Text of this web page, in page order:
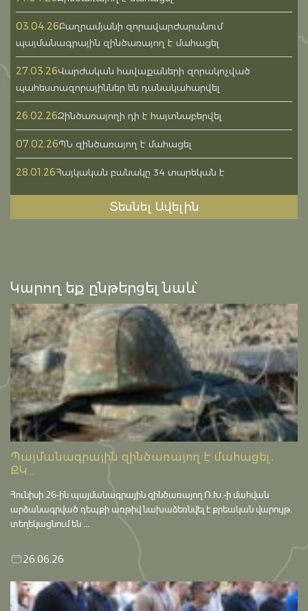
03.04.26Բաղրամյանի զորավարժարանում
պայմանագրային զինծառայող է մահացել
27.03.26Վարժական հավաքաների զորակոչված
պահեստազորայիններ են դանակահարվել
26.02.26Զինծառայողի դի է հայտնաբերվել
07.02.26ՊՆ զինծառայող է մահացել
28.01.26Հայկական բանակը 34 տարեկան է
Տեսնել Ավելին
Կարող եք ընթերցել նաև՝
Պայմանագրային զինծառայող է մահացել․
ՔԿ...
Հունիսի 26-ին պայմանագրային զինծառայող Ռ.Խ.-ի մահվան
արձանագրված դեպքի առթիվ նախաձեռնվել է քրեական վարույթ․
տեղեկացնում են ...
26.06.26